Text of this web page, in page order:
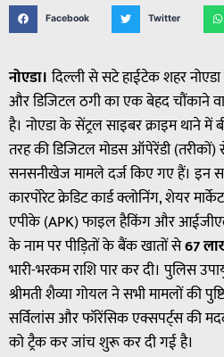
Facebook Twitter
नोएडा।दिल्ली से सटे हाईटेक शहर
और डिजिटल ठगी का एक बेहद चौंकाने
है। नोएडा के सेंट्रल साइबर क्राइम थाने
तरह की डिजिटल मोडस ऑपेरेंडी
सनसनीखेज मामले दर्ज किए गए हैं। इन
कारपोरेट क्रेडिट कार्ड क्लोनिंग, शेयर
एपीके (APK) फाइल हैकिंग और
के नाम पर पीड़ितों के बैंक खातों से67
भारी-भरकम राशि पार कर दी। पुलिस
श्रीमती शैव्या गोयल ने सभी मामलों की
सर्विलांस और फॉरेंसिक एक्सपर्ट्स की
को ट्रैक कर जांच शुरू कर दी गई है।